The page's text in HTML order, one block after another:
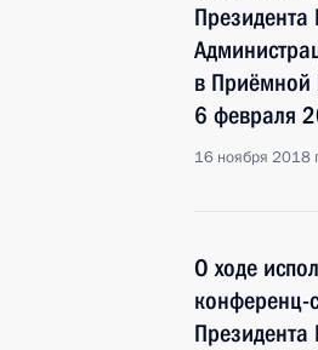
Президента
в Приёмной
6 февраля
16 ноября 2018
О ходе
конференц-